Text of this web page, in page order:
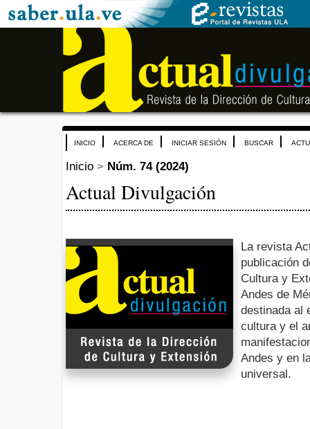
INICIO ACERCA DE INICIAR SESIÓN BUSCAR
Inicio > Núm. 74 (2024)
Actual Divulgación
La revista
publicación
Cultura y
Andes de
destinada al
cultura y el
Andes y en
universal.